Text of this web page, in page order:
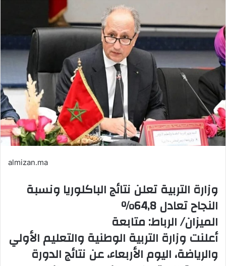
almizan.ma
وزارة التربية تعلن نتائج الباكلوريا ونسبة
النجاح تعادل 64,8%
الميزان/ الرباط: متابعة
أعلنت وزارة التربية الوطنية والتعليم الأولي
والرياضة، اليوم الأربعاء، عن نتائج الدورة